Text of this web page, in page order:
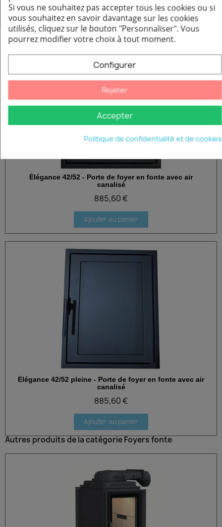
Ajouter au panier
Aperçu rapide
Élégance 42/52 - Porte de foyer en fonte avec air
canalisé
885,60 €
Ajouter au panier
Aperçu rapide
Élégance 42/52 pleine - Porte de foyer en fonte avec air
canalisé
885,60 €
Ajouter au panier
Autres produits de la catégorie Foyers fonte
Si vous ne souhaitez pas accepter tous les cookies ou si
vous souhaitez en savoir davantage sur les cookies
utilisés, cliquez sur le bouton "Personnaliser".Vous
pourrez modifier votre choix à tout moment.
Configurer
Rejeter
Accepter
Politique de confidentialité et de cookies